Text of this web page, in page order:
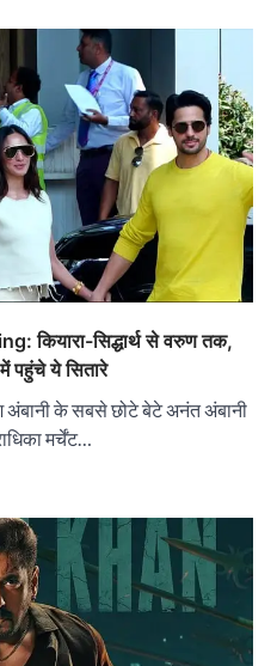
कियारा-सिद्धार्थ से वरुण तक,
पहुंचे ये सितारे
के सबसे छोटे बेटे अनंत अंबानी
मर्चेंट…